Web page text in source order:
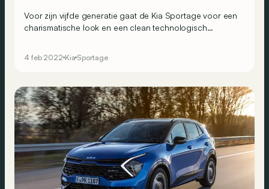
Voor zijn vijfde generatie gaat de Kia Sportage voor een
charismatische look en een clean technologisch
van zijn XXL-garantie van 7 jaar. Deelt hij daarmee een tik
4 feb 2022 Kia Sportage